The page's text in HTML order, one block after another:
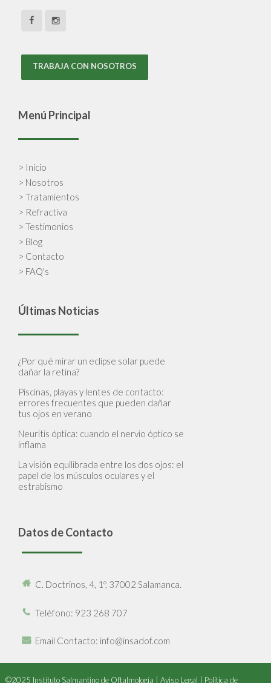
TRABAJA CON NOSOTROS
Menú Principal
> Inicio
> Nosotros
> Tratamientos
> Refractiva
> Testimonios
> Blog
> Contacto
> FAQ's
Últimas Noticias
¿Por qué mirar un eclipse solar puede
dañar la retina?
Piscinas, playas y lentes de contacto:
errores frecuentes que pueden dañar
tus ojos en verano
Neuritis óptica: cuando el nervio óptico se
inflama
La visión equilibrada entre los dos ojos: el
papel de los músculos oculares y el
estrabismo
Datos de Contacto
C. Doctrinos, 4, 1º, 37002 Salamanca.
Teléfono: 923 268 707
Email Contacto: info@insadof.com
©2025 Instituto Salmantino de Oftalmología | Aviso Legal Política de